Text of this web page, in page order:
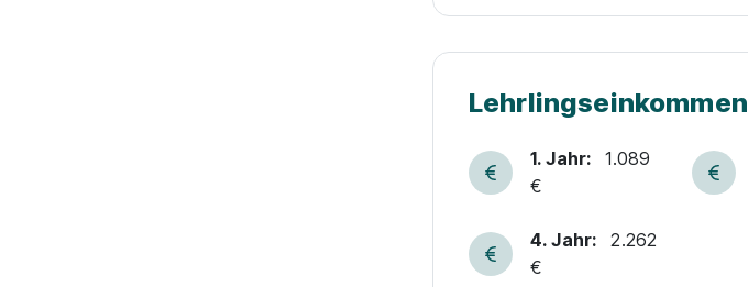
Lehrlingseinkommen
1. Jahr:
1.089
€
4. Jahr:
2.262
€